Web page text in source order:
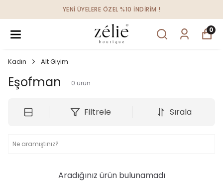
YENİ ÜYELERE ÖZEL %10 İNDİRİM !
0
Kadın Alt Giyim
Eşofman 0 ürün
Filtrele Sırala
Aradığınız ürün bulunamadı